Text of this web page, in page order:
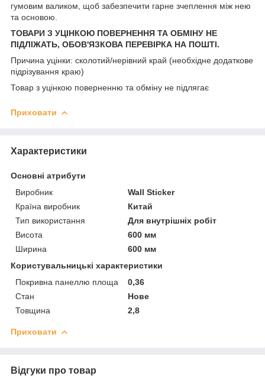
гумовим валиком, щоб забезпечити гарне зчеплення між нею
та основою.
ТОВАРИ З УЦІНКОЮ ПОВЕРНЕННЯ ТА ОБМІНУ НЕ
ПІДЛІЖАТЬ, ОБОВ'ЯЗКОВА ПЕРЕВІРКА НА ПОШТІ.
Причина уцінки: сколотий/нерівний край (необхідне додаткове
підрізування краю)
Товар з уцінкою поверненню та обміну не підлягає
Приховати
Характеристики
Основні атрибути
Виробник
Wall Sticker
Країна виробник
Китай
Тип використання
Для внутрішніх робіт
Висота
600 мм
Ширина
600 мм
Користувальницькі характеристики
Покривна панеллю площа
0,36
Стан
Нове
Товщина
2,8
Приховати
Відгуки про товар